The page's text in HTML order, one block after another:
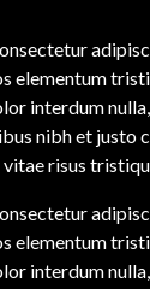
elementum
interdum
nibh et justo
risus
elementum
interdum